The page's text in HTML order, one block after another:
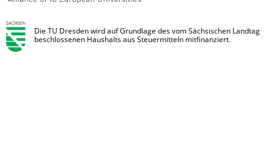
Die TU Dresden wird auf Grundlage des vom Sächsischen Landtag
beschlossenen Haushalts aus Steuermitteln mitfinanziert.